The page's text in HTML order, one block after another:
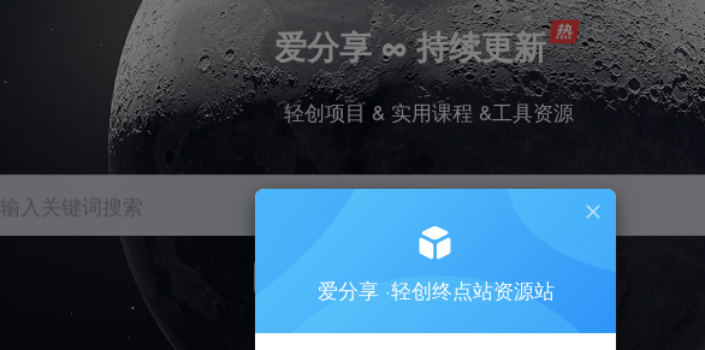
爱分享 ∞ 持续更新
轻创项目 & 实用课程 &工具资源
输入关键词搜索
挂机 抖音 小红书 快手
爱分享 ·轻创终点站资源站